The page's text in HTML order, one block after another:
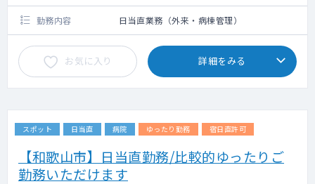
勤務内容 日当直業務（外来・病棟管理）
お気に入り 詳細をみる
スポット 日当直 病院 ゆったり勤務 宿日直許可
【和歌山市】日当直勤務/比較的ゆったりご
勤務いただけます